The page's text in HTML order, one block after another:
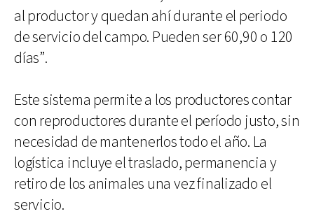
al productor y quedan ahí durante el periodo
de servicio del campo. Pueden ser 60,90 o 120
días”.
Este sistema permite a los productores contar
con reproductores durante el período justo, sin
necesidad de mantenerlos todo el año. La
logística incluye el traslado, permanencia y
retiro de los animales una vez finalizado el
servicio.